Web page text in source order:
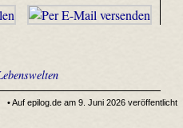
• Auf epilog.de am 9. Juni 2026 veröffentlicht